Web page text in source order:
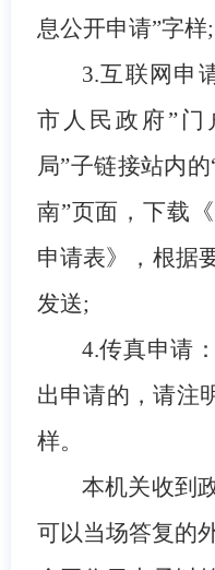
息公开申请”字样;
3.互联网申
市人民政府”门
局”子链接站内
南”页面，下载
申请表》，根据
发送;
4.传真申请
出申请的，请注
样。
本机关收到
可以当场答复的